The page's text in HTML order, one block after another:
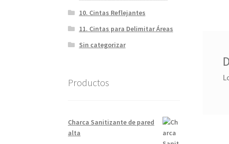
10. Cintas Reflejantes
11. Cintas para Delimitar Áreas
Sin categorizar
Productos
Charca Sanitizante de pared
alta